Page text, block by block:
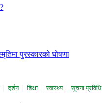
दर्शन शिक्षा स्वास्थ्य सूचना प्रविधि